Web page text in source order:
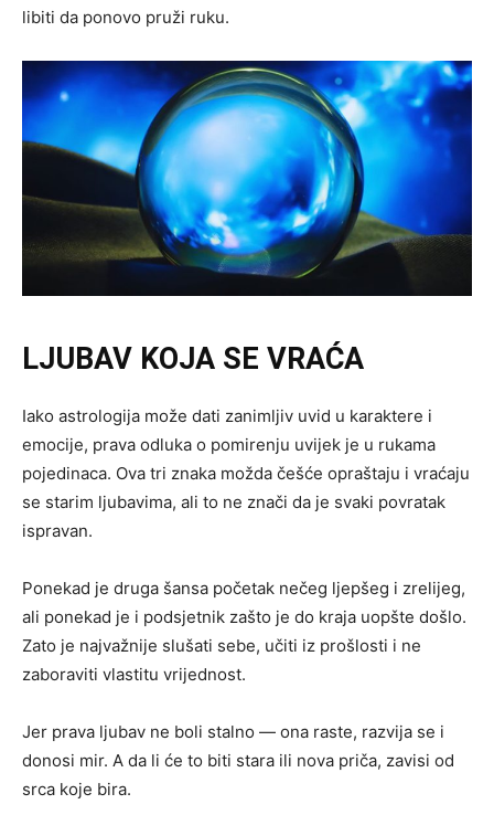
libiti da ponovo pruži ruku.
LJUBAV KOJA SE VRAĆA
Iako astrologija može dati zanimljiv uvid u karaktere i
emocije, prava odluka o pomirenju uvijek je u rukama
pojedinaca. Ova tri znaka možda češće opraštaju i vraćaju
se starim ljubavima, ali to ne znači da je svaki povratak
ispravan.
Ponekad je druga šansa početak nečeg ljepšeg i zrelijeg,
ali ponekad je i podsjetnik zašto je do kraja uopšte došlo.
Zato je najvažnije slušati sebe, učiti iz prošlosti i ne
zaboraviti vlastitu vrijednost.
Jer prava ljubav ne boli stalno — ona raste, razvija se i
donosi mir. A da li će to biti stara ili nova priča, zavisi od
srca koje bira.